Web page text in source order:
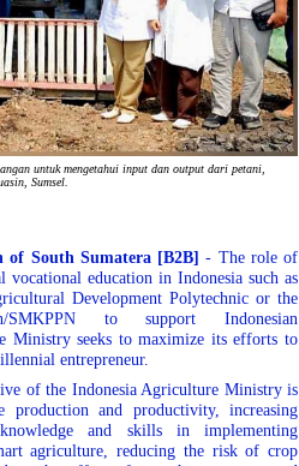
untuk mengetahui input dan output dari petani,
Sumsel.
of South Sumatera [B2B] - The role of
vocational education in Indonesia such as
Development Polytechnic or the
SMKPPN to support Indonesian
Ministry seeks to maximize its efforts to
entrepreneur.
of the Indonesia Agriculture Ministry is
production and productivity, increasing
and skills in implementing
agriculture, reducing the risk of crop